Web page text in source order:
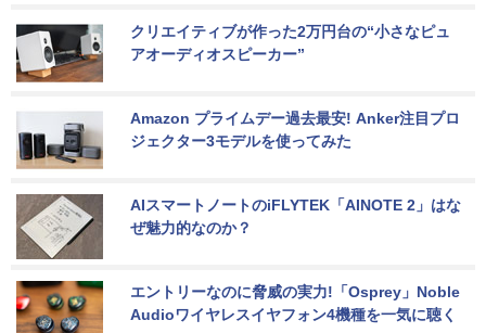
クリエイティブが作った2万円台の“小さなピュ
アオーディオスピーカー”
Amazon プライムデー過去最安! Anker注目プロ
ジェクター3モデルを使ってみた
AIスマートノートのiFLYTEK「AINOTE 2」はな
ぜ魅力的なのか？
エントリーなのに脅威の実力!「Osprey」Noble
Audioワイヤレスイヤフォン4機種を一気に聴く